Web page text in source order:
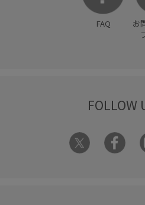
FAQ
お
FOLLOW